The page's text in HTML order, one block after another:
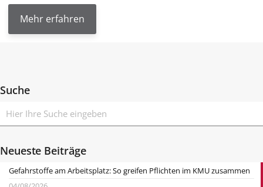
Mehr erfahren
Suche
Neueste Beiträge
Gefahrstoffe am Arbeitsplatz: So greifen Pflichten im KMU zusammen